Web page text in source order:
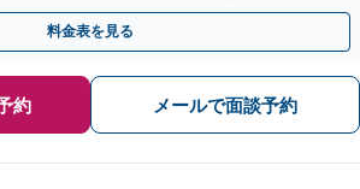
の再スタートを！
料金表を見る
約 メールで面談予約